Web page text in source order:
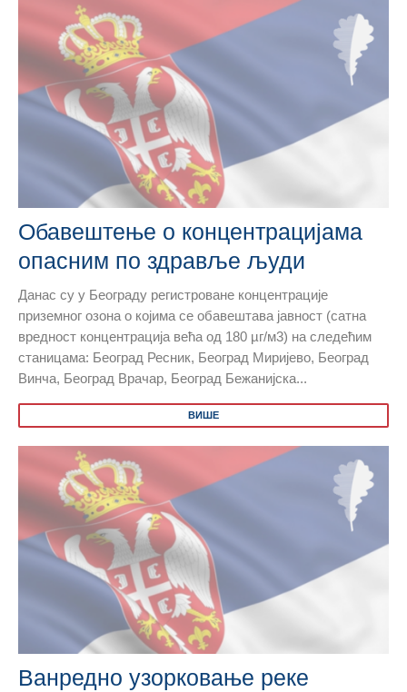
Обавештење о концентрацијама
опасним по здравље људи
Данас су у Београду регистроване концентрације
приземног озона о којима се обавештава јавност (сатна
вредност концентрација већа од 180 µг/м3) на следећим
станицама: Београд Ресник, Београд Миријево, Београд
Винча, Београд Врачар, Београд Бежанијска...
ВИШЕ
Ванредно узорковање реке